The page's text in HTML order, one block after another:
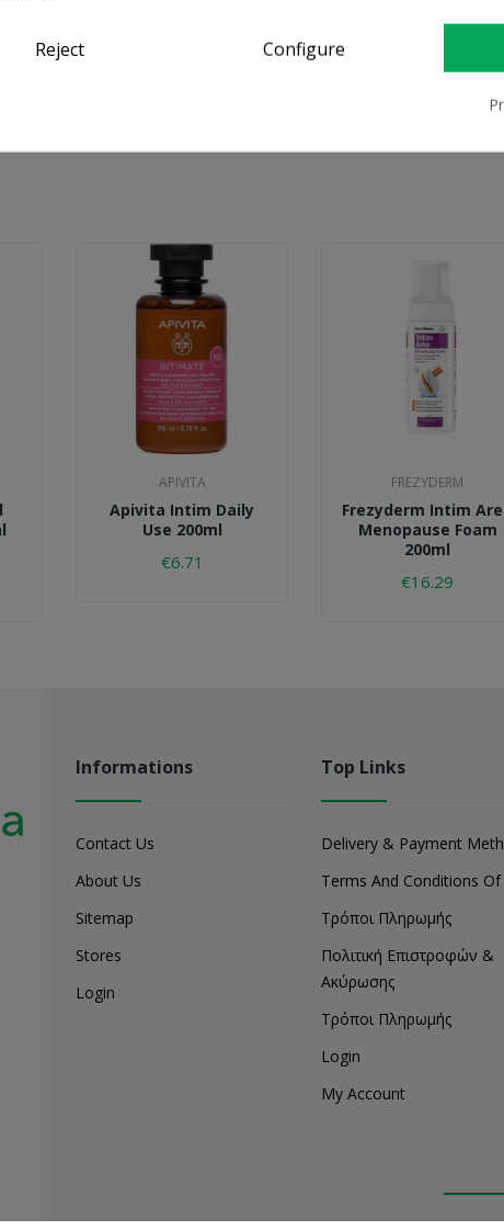
για καθημερινή χρήση. Περιέχει βιολογικό
ισορροπία της φυσικής χλωρίδας.
APIVITA
Apivita Intim Daily
Use 200ml
€6.71
FREZYDERM
Frezyderm Intim
Menopause Foam
200ml
€16.29
Informations
Contact Us
About Us
Sitemap
Stores
Login
Top Links
Delivery & Payment
Terms And Conditions Of
Τρόποι Πληρωμής
Πολιτική Επιστροφών &
Ακύρωσης
Τρόποι Πληρωμής
Login
My Account
Reject Configure